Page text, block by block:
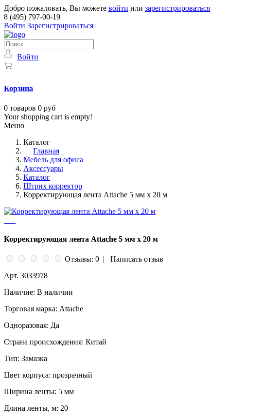
Добро пожаловать, Вы можете войти или зарегистрироваться
8 (495) 797-00-19
Войти Зарегистрироваться
Войти
Корзина
0 товаров 0 руб
Your shopping cart is empty!
Меню
Каталог
Главная
Мебель для офиса
Аксессуары
Каталог
Штрих корректор
Корректирующая лента Attache 5 мм x 20 м
Корректирующая лента Attache 5 мм x 20 м
Отзывы: 0 |
Написать отзыв
Арт. 3033978
Наличие: В наличии
Торговая марка: Attache
Одноразовая: Да
Страна происхождения: Китай
Тип: Замазка
Цвет корпуса: прозрачный
Ширина ленты: 5 мм
Длина ленты, м: 20